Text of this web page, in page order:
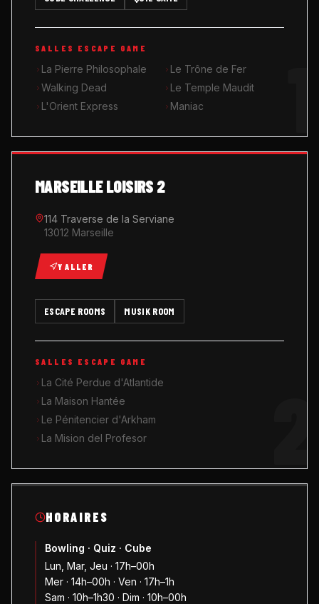
MUSIK ROOM KARAOKÉ
QUIZ GAME
SALLES ESCAPE GAME
La Pierre Philosophale
Le Trône de Fer
Walking Dead
Le Temple Maudit
L'Orient Express
Maniac
HORAIRES
Bowling · Quiz · Cube
Lun, Mar, Jeu · 17h–00h
Mer · 14h–00h · Ven · 17h–1h
Sam · 10h–1h30 · Dim · 10h–00h
MARSEILLE LOISIRS 2
114 Traverse de la Serviane
13012 Marseille
Y ALLER
ESCAPE ROOMS MUSIK ROOM
SALLES ESCAPE GAME
La Cité Perdue d'Atlantide
La Maison Hantée
Le Pénitencier d'Arkham
La Mision del Profesor